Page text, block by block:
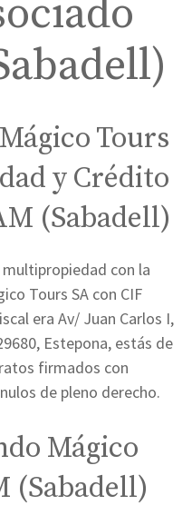
Tours
y Crédito
(Sabadell)
con la
Tours SA con CIF
era Av/ Juan Carlos I,
Estepona, estás de
firmados con
de pleno derecho.
Mágico
(Sabadell)